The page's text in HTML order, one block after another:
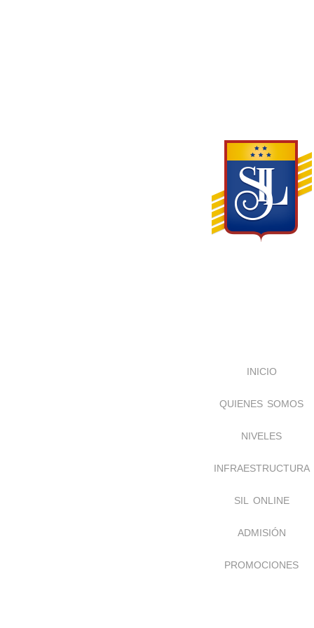
inicio
quienes somos
niveles
infraestructura
sil online
admisión
promociones